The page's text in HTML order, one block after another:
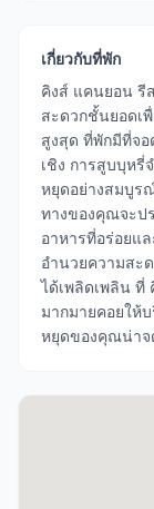
เกี่ยวกับที่พัก
คิงส์ แคนยอน รี
สะดวกชั้นยอดเ
สูงสุด ที่พักมีที่จ
เชิง การสูบบุห
หยุดอย่างสมบูร
ทางของคุณจะป
อาหารที่อร่อยแ
อำนวยความสะ
ได้เพลิดเพลิน ที่
มากมายคอยให้
หยุดของคุณน่าจ